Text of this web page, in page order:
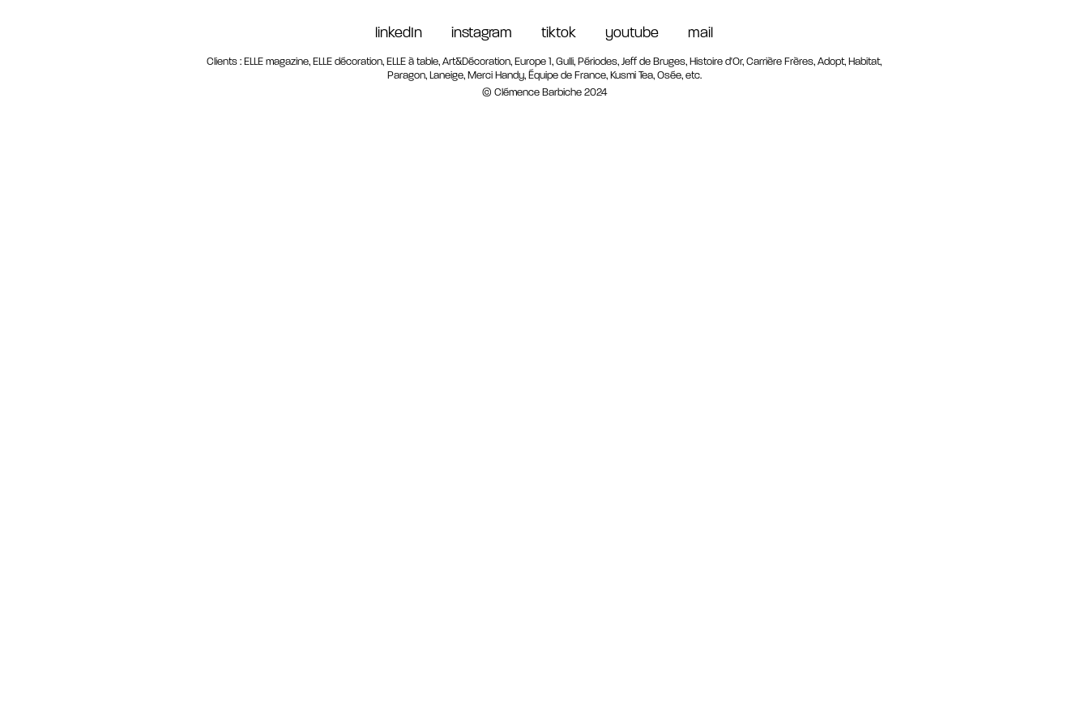
linkedIn instagramtiktokyoutube mail
Clients : ELLE magazine, ELLE décoration, ELLE à table, Art&Décoration, Europe 1, Gulli, Périodes, Jeff de Bruges, Histoire d'Or, Carrière Frères, Adopt, Habitat,
Paragon, Laneige, Merci Handy, Équipe de France, Kusmi Tea, Osée, etc.
© Clémence Barbiche 2024